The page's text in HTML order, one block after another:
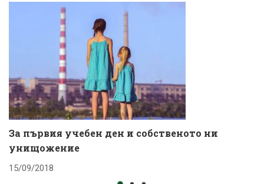
За първия учебен ден и собственото ни
унищожение
15/09/2018